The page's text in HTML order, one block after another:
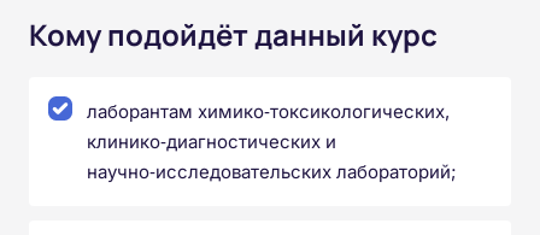
Кому подойдёт данный курс
лаборантам химико‑токсикологических,
клинико‑диагностических и
научно‑исследовательских лабораторий;